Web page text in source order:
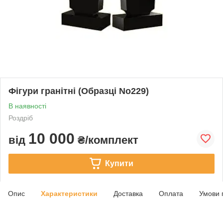
Фігури гранітні (Образці No229)
В наявності
Роздріб
від 10 000 ₴/комплект
Купити
Опис Характеристики Доставка Оплата Умови